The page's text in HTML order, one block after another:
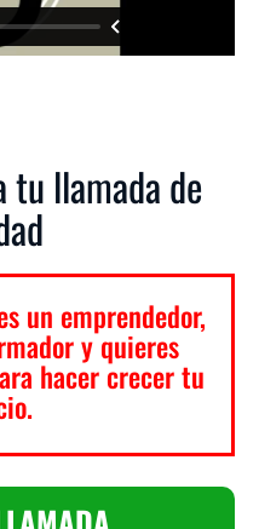
tu llamada de
un emprendedor,
y quieres
hacer crecer tu